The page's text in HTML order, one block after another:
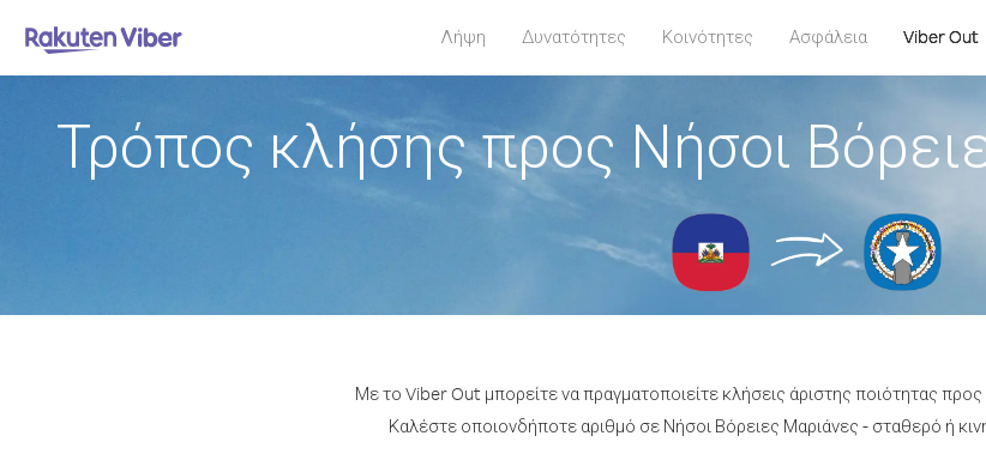
Λήψη Δυνατότητες Κοινότητες Ασφάλεια Viber Out
Τρόπος κλήσης προς Νήσοι
Με το Viber Out μπορείτε να πραγματοποιείτε κλήσεις άριστης ποιότητας
Καλέστε οποιονδήποτε αριθμό σε Νήσοι Βόρειες Μαριάνες - σταθερό ή